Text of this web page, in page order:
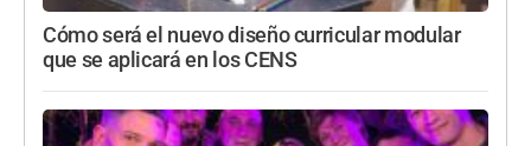
Cómo será el nuevo diseño curricular modular
que se aplicará en los CENS